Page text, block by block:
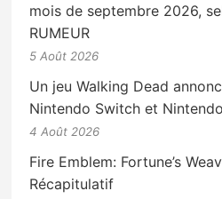
mois de septembre 2026,
RUMEUR
5 Août 2026
Un jeu Walking Dead
Nintendo Switch et
4 Août 2026
Fire Emblem: Fortune’s
Récapitulatif